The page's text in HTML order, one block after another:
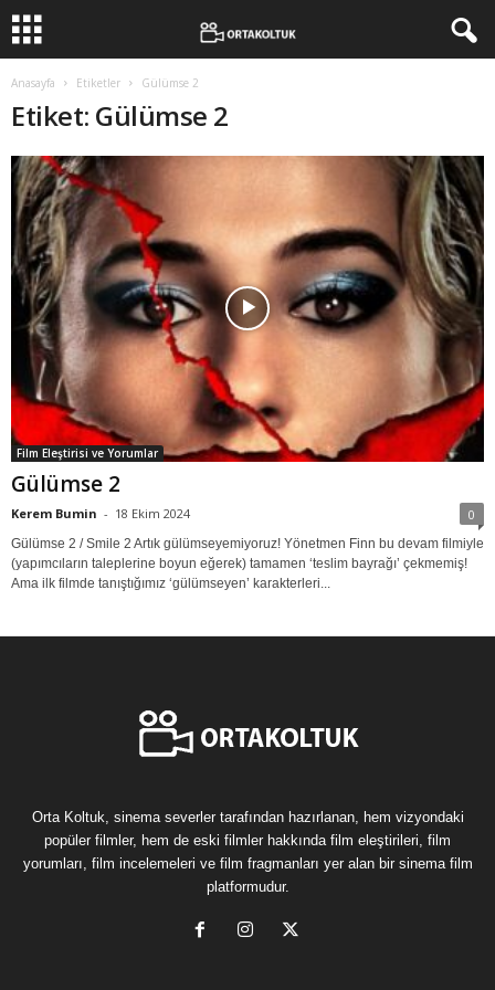
Anasayfa Etiketler Gülümse 2
Etiket: Gülümse 2
Film Eleştirisi ve Yorumlar
Gülümse 2
Kerem Bumin - 18 Ekim 2024 0
Gülümse 2 / Smile 2 Artık gülümseyemiyoruz! Yönetmen Finn bu devam filmiyle
(yapımcıların taleplerine boyun eğerek) tamamen ‘teslim bayrağı’ çekmemiş!
Ama ilk filmde tanıştığımız ‘gülümseyen’ karakterleri...
Orta Koltuk, sinema severler tarafından hazırlanan, hem vizyondaki
popüler filmler, hem de eski filmler hakkında film eleştirileri, film
yorumları, film incelemeleri ve film fragmanları yer alan bir sinema film
platformudur.